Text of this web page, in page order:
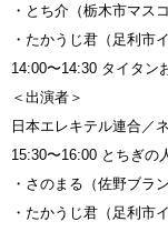
・とち介（栃木市マス
・たかうじ君（足利市
14:00〜14:30 タイタン
＜出演者＞
日本エレキテル連合／
15:30〜16:00 とちぎの
・さのまる（佐野ブラ
・たかうじ君（足利市